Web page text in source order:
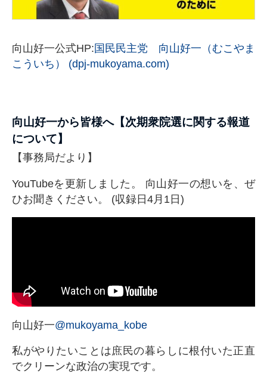
向山好一公式HP: 国民民主党 向山好一（むこやま
こういち） (dpj-mukoyama.com)
向山好一から皆様へ【次期衆院選に関する報道
について】
【事務局だより】
YouTubeを更新しました。 向山好一の想いを、ぜ
ひお聞きください。 (収録日4月1日)
向山好一@mukoyama_kobe
私がやりたいことは庶民の暮らしに根付いた正直
でクリーンな政治の実現です。